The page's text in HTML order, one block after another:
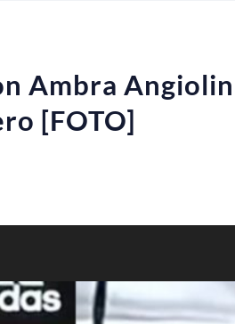
Ambra
[FOTO]